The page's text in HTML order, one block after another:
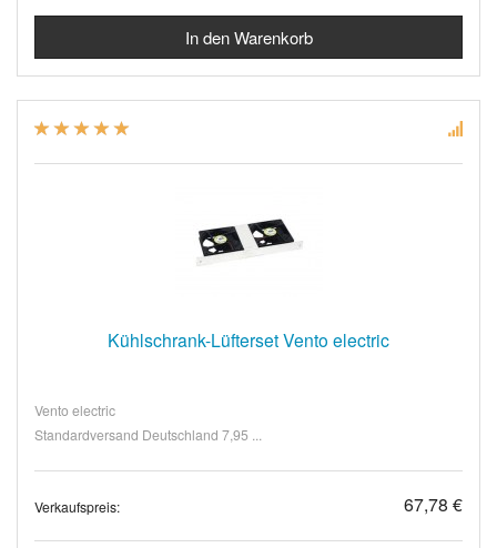
Kühlschrank-Lüfterset Vento electric
Vento electric
Standardversand Deutschland 7,95 ...
Verkaufspreis: 67,78 €